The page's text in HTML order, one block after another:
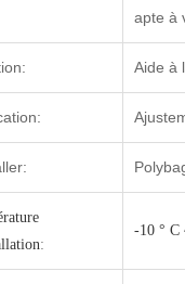
apte à
Aide à
:
-10 ° C